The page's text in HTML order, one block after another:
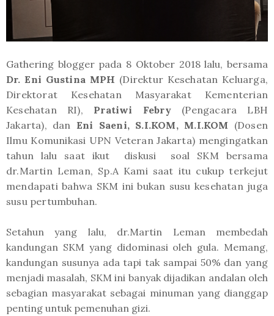
Gathering blogger pada 8 Oktober 2018 lalu, bersama
Dr. Eni Gustina MPH (Direktur Kesehatan Keluarga,
Direktorat Kesehatan Masyarakat Kementerian
Kesehatan RI), Pratiwi Febry(Pengacara LBH
Jakarta), dan Eni Saeni, S.I.KOM, M.I.KOM (Dosen
Ilmu Komunikasi UPN Veteran Jakarta) mengingatkan
tahun lalu saat ikut diskusi soal SKM bersama
dr.Martin Leman, Sp.A Kami saat itu cukup terkejut
mendapati bahwa SKM ini bukan susu kesehatan juga
susu pertumbuhan.
Setahun yang lalu, dr.Martin Leman membedah
kandungan SKM yang didominasi oleh gula. Memang,
kandungan susunya ada tapi tak sampai 50% dan yang
menjadi masalah, SKM ini banyak dijadikan andalan oleh
sebagian masyarakat sebagai minuman yang dianggap
penting untuk pemenuhan gizi.